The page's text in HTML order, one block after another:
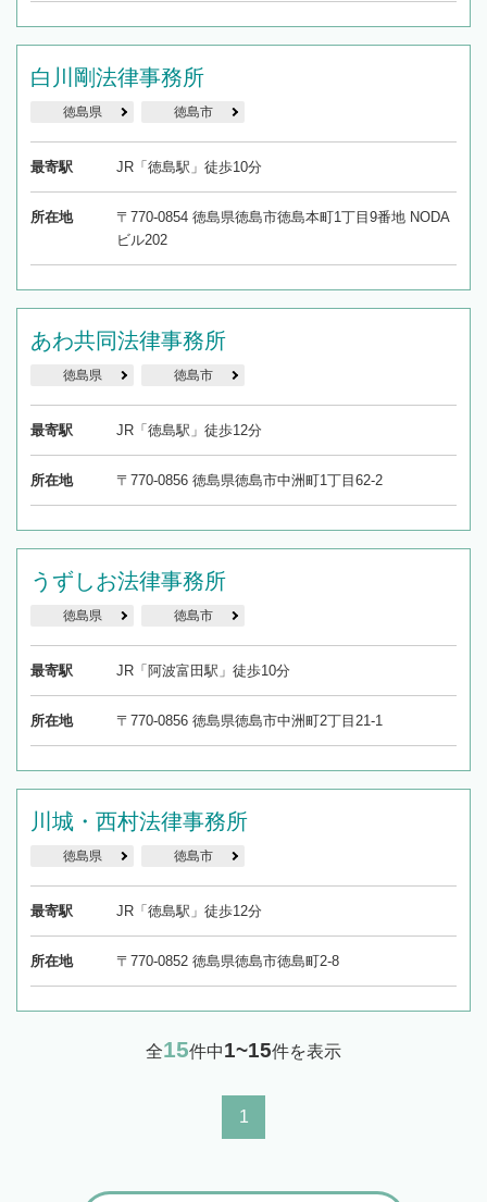
白川剛法律事務所
徳島県 徳島市
最寄駅 JR「徳島駅」徒歩10分
所在地
〒770-0854 徳島県徳島市徳島本町1丁目9番地 NODA
ビル202
あわ共同法律事務所
徳島県 徳島市
最寄駅 JR「徳島駅」徒歩12分
所在地 〒770-0856 徳島県徳島市中洲町1丁目62-2
うずしお法律事務所
徳島県 徳島市
最寄駅 JR「阿波富田駅」徒歩10分
所在地 〒770-0856 徳島県徳島市中洲町2丁目21-1
川城・西村法律事務所
徳島県 徳島市
最寄駅 JR「徳島駅」徒歩12分
所在地 〒770-0852 徳島県徳島市徳島町2-8
全15件中1~15件を表示
1